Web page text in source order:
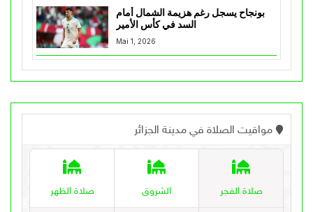
بونجاح يسجل رغم هزيمة الشمال أمام
السد في كأس الأمير
Mai 1, 2026